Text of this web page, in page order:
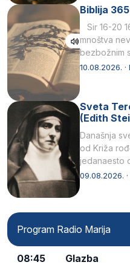
Sir 16-20
mnoštva
bezbožnim
10.08.2026. ·
Sveta
(Edith
Današnja
od Križa
jedanaesto
listopada
09.08.2026. ·
Program Radio Marija
08:45 Glazba